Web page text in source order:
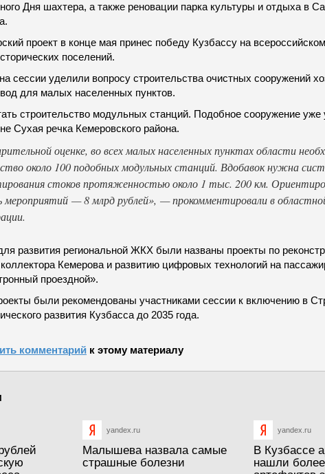
Дня шахтера, а также реновации парка культуры и отдыха в
проект в конце мая принес победу Кузбассу на
поселений.
сессии уделили вопросу строительства очистных сооружений
для малых населенных пунктов.
строительство модульных станций. Подобное сооружение уже
Сухая речка Кемеровского района.
оценке, во всех малых населенных пунктах области
около 100 подобных модульных станций. Вдобавок нужна
стоков протяженностью около 1 тыс. 200 км.
— 8 млрд рублей», — прокомментировали в
развития региональной ЖКХ были названы проекты по
коллектора Кемерова и развитию цифровых технологий на
проездной».
были рекомендованы участниками сессии к включению в
развития Кузбасса до 2035 года.
комментарий к этому материалу
yandex.ru
Малышева назвала самые
страшные болезни
yandex.ru
В Кузбассе
нашли